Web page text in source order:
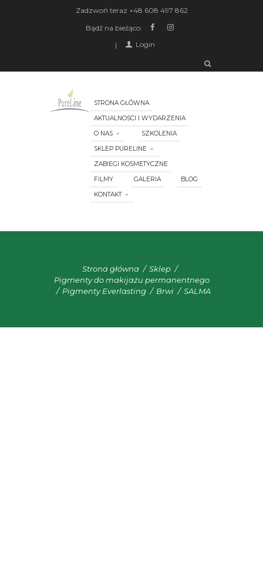
Zadzwoń teraz +48 608 497 862
Bądź na bieżąco:
Login
STRONA GŁÓWNA
AKTUALNOŚCI I WYDARZENIA
O NAS
SZKOLENIA
SKLEP PURELINE
ZABIEGI KOSMETYCZNE
FILMY
GALERIA
BLOG
KONTAKT
Strona główna
Sklep
Pigmenty do makijażu permanentnego
Pigmenty Everlasting
Brwi SALMA